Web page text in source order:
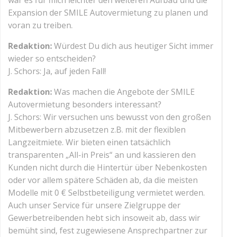
Expansion der SMILE Autovermietung zu planen und
voran zu treiben.
Redaktion:Würdest Du dich aus heutiger Sicht immer
wieder so entscheiden?
J. Schors: Ja, auf jeden Fall!
Redaktion:Was machen die Angebote der SMILE
Autovermietung besonders interessant?
J. Schors: Wir versuchen uns bewusst von den großen
Mitbewerbern abzusetzen z.B. mit der flexiblen
Langzeitmiete. Wir bieten einen tatsächlich
transparenten „All-in Preis“ an und kassieren den
Kunden nicht durch die Hintertür über Nebenkosten
oder vor allem spätere Schäden ab, da die meisten
Modelle mit 0 € Selbstbeteiligung vermietet werden.
Auch unser Service für unsere Zielgruppe der
Gewerbetreibenden hebt sich insoweit ab, dass wir
bemüht sind, fest zugewiesene Ansprechpartner zur